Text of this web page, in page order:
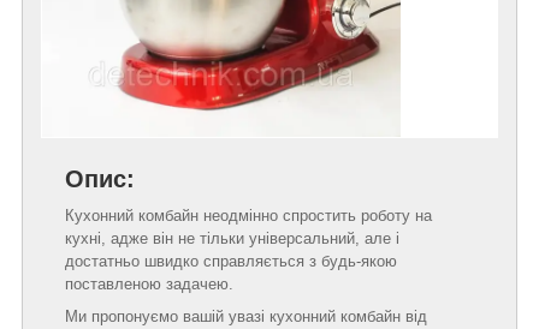
Опис:
Кухонний комбайн неодмінно спростить роботу на
кухні, адже він не тільки універсальний, але і
достатньо швидко справляється з будь-якою
поставленою задачею.
Ми пропонуємо вашій увазі кухонний комбайн від